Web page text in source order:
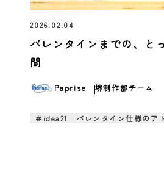
2026.02.04
バレンタインまでの、と
間
Paprise 堺制作部チーム
＃idea21 バレンタイン仕様のア